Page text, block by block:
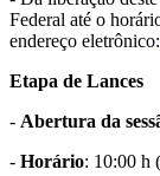
Federal até o
endereço eletrônico:
Etapa de Lances
- Abertura da
- Horário: 10:00 h